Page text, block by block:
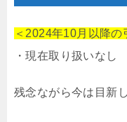
＜2024年10月以降の
・現在取り扱いなし
残念ながら今は目新